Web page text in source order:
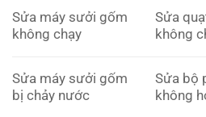
Sửa máy sưởi gốm
không chạy
Sửa
không
Sửa máy sưởi gốm
bị chảy nước
Sửa bộ
không